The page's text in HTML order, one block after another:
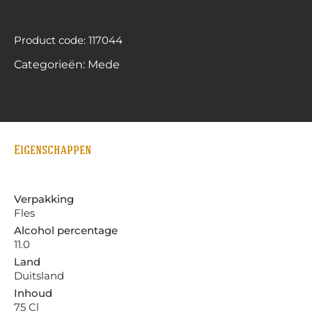
Product code: 117044
Categorieën: Mede
Eigenschappen
Verpakking
Fles
Alcohol percentage
11.0
Land
Duitsland
Inhoud
75 Cl